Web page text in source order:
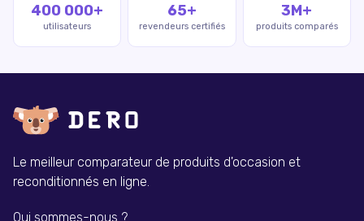
400 000+
utilisateurs
65+
revendeurs certifiés
3M+
produits comparés
Le meilleur comparateur de produits d'occasion et
reconditionnés en ligne.
Qui sommes-nous ?